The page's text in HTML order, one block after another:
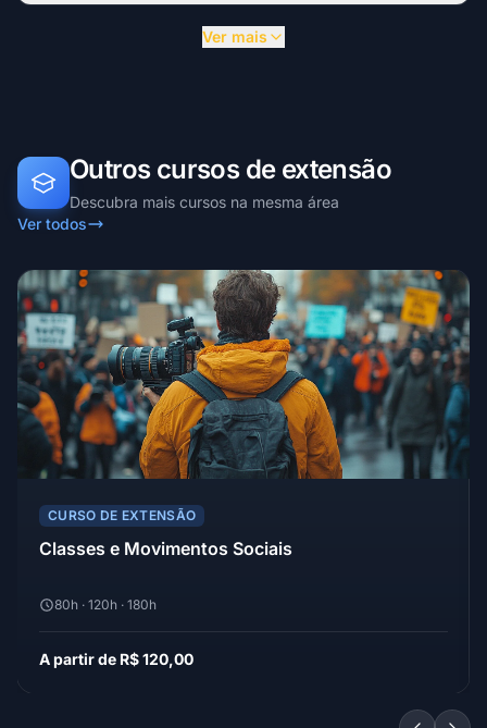
Ver mais
Outros cursos de extensão
Descubra mais cursos na mesma área
Ver todos
CURSO DE EXTENSÃO
Classes e Movimentos Sociais
80h · 120h · 180h
A partir de R$ 120,00